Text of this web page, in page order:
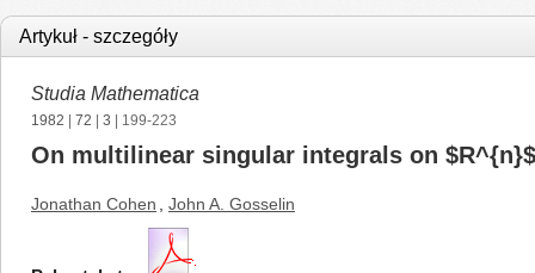
Artykuł - szczegóły
Studia Mathematica
1982 72 3 | 199-223
On multilinear singular integrals on $R^{n}$
Jonathan Cohen John A. Gosselin